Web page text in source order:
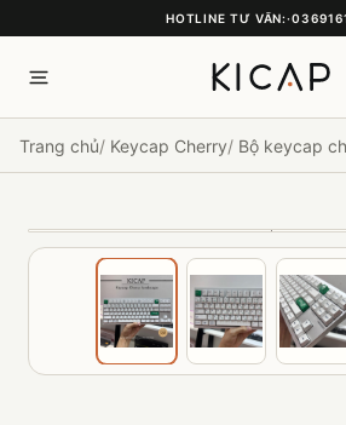
HOTLINE TƯ VẤN:·
Trang chủ Keycap Cherry Bộ keycap